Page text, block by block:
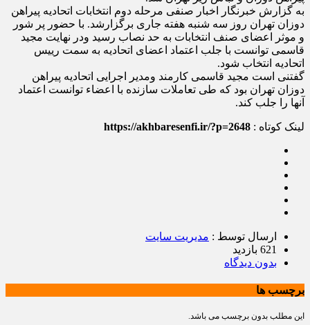
به گزارش خبرنگار اخبار صنفی مرحله دوم انتخابات اتحادیه پیراهن
دوزان تهران روز سه شنبه هفته جاری برگزارشد. با حضور پر شور
و موثر اعضای صنف انتخابات به حد نصاب رسید ودر نهایت مجید
قاسمی توانست با جلب اعتماد اعضای اتحادیه به سمت رییس
اتحادیه انتخاب شود.
گفتنی است مجید قاسمی کارمند ومدیر اجرایی اتحادیه پیراهن
دوزان تهران بود که طی تعاملات سازنده با اعضاء توانست اعتماد
آنها را جلب کند.
لینک کوتاه : https://akhbaresenfi.ir/?p=2648
ارسال توسط : مدیریت سایت
621 بازدید
بدون دیدگاه
برچسب ها
این مطلب بدون برچسب می باشد.